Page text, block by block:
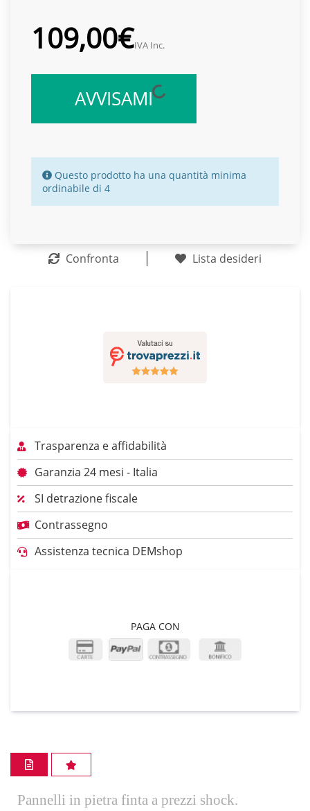
109,00€IVA Inc.
AVVISAMI
Questo prodotto ha una quantità minima
ordinabile di 4
Confronta Lista desideri
Trasparenza e affidabilità
Garanzia 24 mesi - Italia
SI detrazione fiscale
Contrassegno
Assistenza tecnica DEMshop
PAGA CON
Pannelli in pietra finta a prezzi shock.